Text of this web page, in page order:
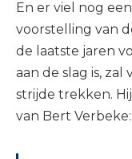
En er viel nog
voorstelling van
de laatste jaren
aan de slag is,
strijde trekken.
van Bert Verbeke: